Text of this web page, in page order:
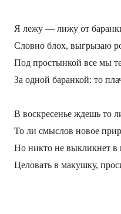
Я лежу — лижу от
Словно блох, выгрызаю
Под простынкой все мы
За одной баранкой: то
В воскресенье ждешь то
То ли смыслов новое
Но никто не выкликнет в
Целовать в макушку,